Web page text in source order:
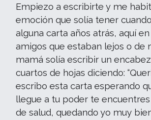
Empiezo a escribirte y me
emoción que solía tener
alguna carta años atrás, aquí
amigos que estaban lejos o de
mamá solía escribir un
cuartos de hojas diciendo:
escribo esta carta esperando
llegue a tu poder te
de salud, quedando yo muy